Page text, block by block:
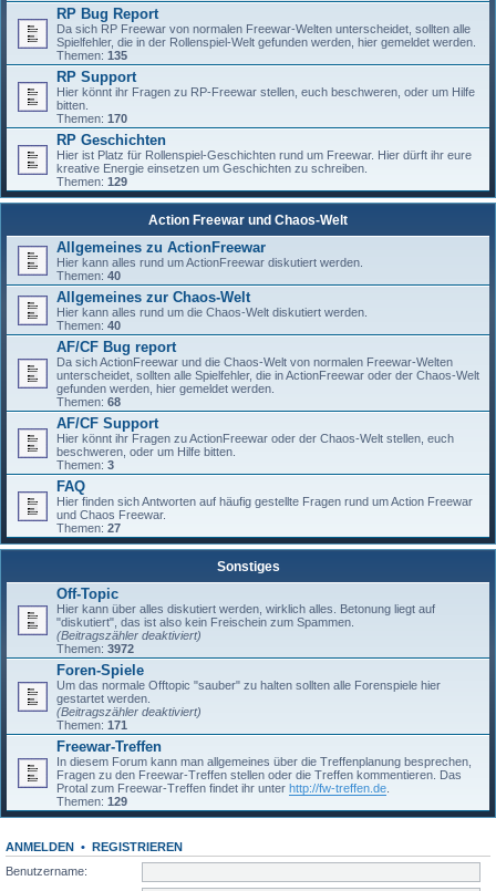
RP Bug Report
Da sich RP Freewar von normalen Freewar-Welten unterscheidet, sollten alle
Spielfehler, die in der Rollenspiel-Welt gefunden werden, hier gemeldet werden.
Themen: 135
RP Support
Hier könnt ihr Fragen zu RP-Freewar stellen, euch beschweren, oder um Hilfe
bitten.
Themen: 170
RP Geschichten
Hier ist Platz für Rollenspiel-Geschichten rund um Freewar. Hier dürft ihr eure
kreative Energie einsetzen um Geschichten zu schreiben.
Themen: 129
Action Freewar und Chaos-Welt
Allgemeines zu ActionFreewar
Hier kann alles rund um ActionFreewar diskutiert werden.
Themen: 40
Allgemeines zur Chaos-Welt
Hier kann alles rund um die Chaos-Welt diskutiert werden.
Themen: 40
AF/CF Bug report
Da sich ActionFreewar und die Chaos-Welt von normalen Freewar-Welten
unterscheidet, sollten alle Spielfehler, die in ActionFreewar oder der Chaos-Welt
gefunden werden, hier gemeldet werden.
Themen: 68
AF/CF Support
Hier könnt ihr Fragen zu ActionFreewar oder der Chaos-Welt stellen, euch
beschweren, oder um Hilfe bitten.
Themen: 3
FAQ
Hier finden sich Antworten auf häufig gestellte Fragen rund um Action Freewar
und Chaos Freewar.
Themen: 27
Sonstiges
Off-Topic
Hier kann über alles diskutiert werden, wirklich alles. Betonung liegt auf
"diskutiert", das ist also kein Freischein zum Spammen.
(Beitragszähler deaktiviert)
Themen: 3972
Foren-Spiele
Um das normale Offtopic "sauber" zu halten sollten alle Forenspiele hier
gestartet werden.
(Beitragszähler deaktiviert)
Themen: 171
Freewar-Treffen
In diesem Forum kann man allgemeines über die Treffenplanung besprechen,
Fragen zu den Freewar-Treffen stellen oder die Treffen kommentieren. Das
Protal zum Freewar-Treffen findet ihr unter http://fw-treffen.de
Themen: 129
ANMELDEN • REGISTRIEREN
Benutzername: